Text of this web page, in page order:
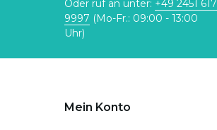
Oder ruf an unter: +49 2451 617
9997 (Mo-Fr.: 09:00 - 13:00
Uhr)
Mein Konto